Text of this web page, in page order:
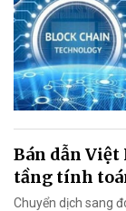
Bán dẫn Việt
tầng tính
Chuyển dịch sang